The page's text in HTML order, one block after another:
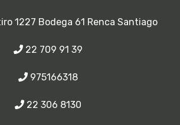
1227 Bodega 61 Renca Santiago
22 709 91 39
975166318
22 306 8130